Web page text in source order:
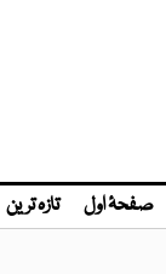
صفحۂ اول تازہ ترین